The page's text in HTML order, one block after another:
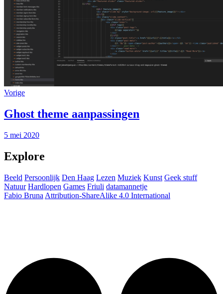
Vorige
Ghost theme aanpassingen
5 mei 2020
Explore
Beeld Persoonlijk Den Haag Lezen Muziek Kunst Geek stuff
Natuur Hardlopen Games Friuli datamannetje
Fabio Bruna Attribution-ShareAlike 4.0 International